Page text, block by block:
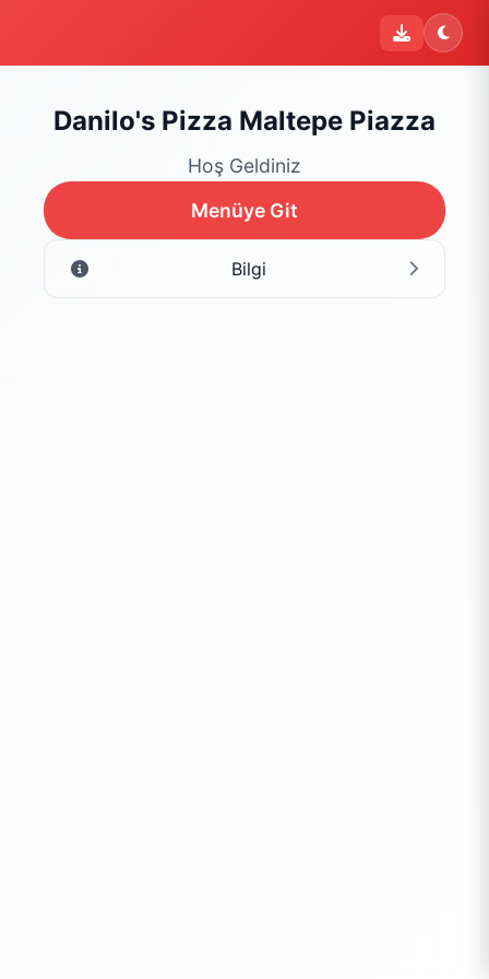
Danilo's Pizza Maltepe Piazza
Hoş Geldiniz
Menüye Git
Bilgi